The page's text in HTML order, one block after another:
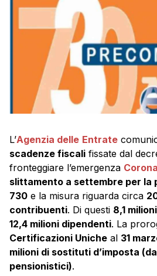
L’Agenzia delle Entrate
scadenze fiscali fissate dal
fronteggiare l’emergenza
slittamento a settembre per la
730 e la misura riguarda circa
contribuenti. Di questi 8,1
12,4 milioni dipendenti. La
Certificazioni Uniche al 31
milioni di sostituti d’imposta
pensionistici).